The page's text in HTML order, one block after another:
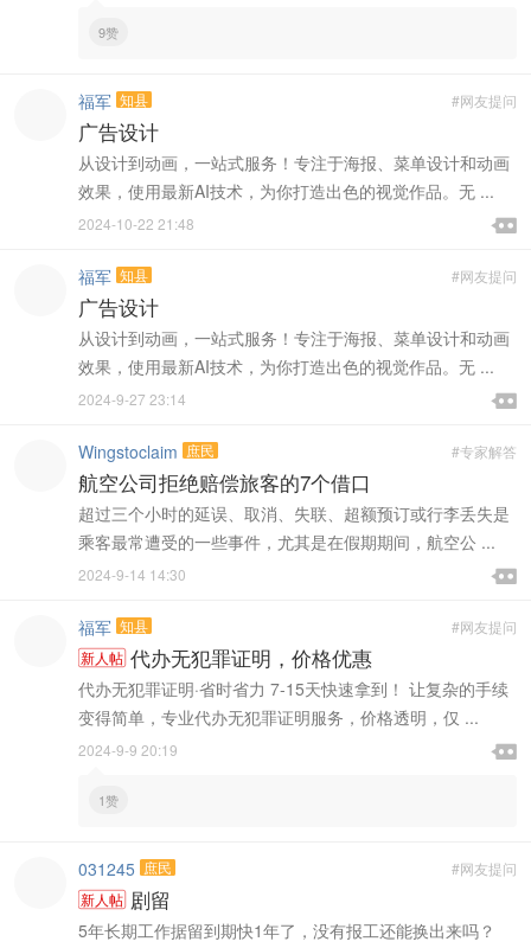
9赞
#网友提问
福军 知县
广告设计
从设计到动画，一站式服务！专注于海报、菜单设计和动画
效果，使用最新AI技术，为你打造出色的视觉作品。无 ...

2024-10-22 21:48 
#网友提问
福军 知县
广告设计
从设计到动画，一站式服务！专注于海报、菜单设计和动画
效果，使用最新AI技术，为你打造出色的视觉作品。无 ...

2024-9-27 23:14 
#专家解答
Wingstoclaim 庶民
航空公司拒绝赔偿旅客的7个借口
超过三个小时的延误、取消、失联、超额预订或行李丢失是
乘客最常遭受的一些事件，尤其是在假期期间，航空公 ...

2024-9-14 14:30 
#网友提问
福军 知县
新人帖 代办无犯罪证明，价格优惠
代办无犯罪证明·省时省力 7-15天快速拿到！ 让复杂的手续
变得简单，专业代办无犯罪证明服务，价格透明，仅 ...

2024-9-9 20:19 
1赞
#网友提问
031245 庶民
新人帖 剧留
5年长期工作据留到期快1年了，没有报工还能换出来吗？